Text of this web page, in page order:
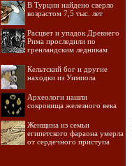
В Турции найдено сверло
возрастом 7,5 тыс. лет
Расцвет и упадок Древнего
Рима проследили по
гренландским ледникам
Кельтский бог и другие
находки из Уимпола
Археологи нашли
сокровища железного века
Женщина из семьи
египетского фараона умерла
от сердечного приступа